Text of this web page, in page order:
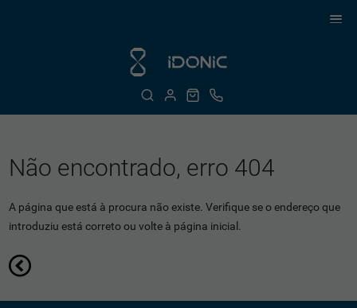
Não encontrado, erro 404
A página que está à procura não existe. Verifique se o endereço que
introduziu está correto ou volte à página inicial.